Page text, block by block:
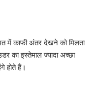
में काफी अंतर देखने को मिलता
का इस्तेमाल ज्यादा अच्छा
होते हैं।